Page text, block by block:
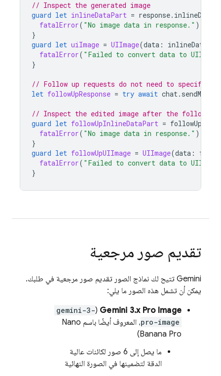
// Inspect the generated image
guard let inlineDataPart = response.
fatalError( "No image data in response." )
}
guard let uiImage = UIImage(data :
fatalError( "Failed to convert data to
}
// Follow up requests do not need to specify
let followUpResponse = try await chat.
// Inspect the edited image after the follow up
guard let followUpInlineDataPart =
fatalError( "No image data in response." )
}
guard let followUpUIImage = UIImage(data :
fatalError( "Failed to convert data to
}
تقديم صور مرجعية
Gemini تتيح لك نماذج الصور تقديم صور مرجعية في طلبك.
يمكن أن تشمل هذه الصور ما يلي:
Gemini 3.x Pro Image
(
gemini-3-
pro-image
، المعروف أيضًا باسم Nano
Banana Pro)
ما يصل إلى 6 صور لكائنات عالية
الدقة لتضمينها في الصورة النهائية